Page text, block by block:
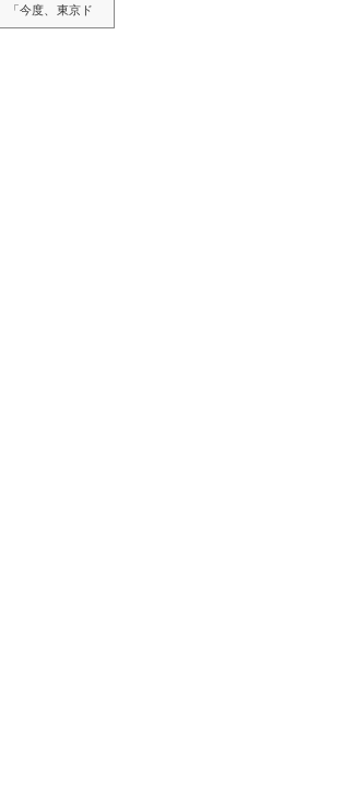
「今度、東京ド
てどうなの？」